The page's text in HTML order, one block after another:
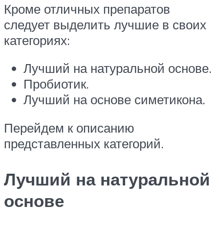
Кроме отличных препаратов
следует выделить лучшие в своих
категориях:
Лучший на натуральной основе.
Пробиотик.
Лучший на основе симетикона.
Перейдем к описанию
представленных категорий.
Лучший на натуральной
основе